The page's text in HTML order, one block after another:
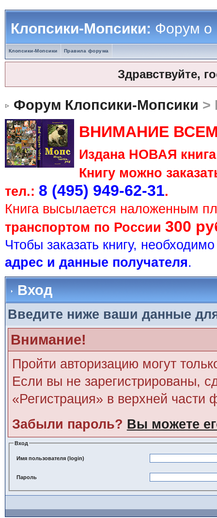
Клопсики-Мопсики:Форум о
Клопсики-Мопсики Правила форума
Здравствуйте,
Форум Клопсики-Мопсики >
ВНИМАНИЕ
Издана НОВАЯ
Книгу можно
тел.: 8 (495) 949-62-31.
Книга высылается наложенным
транспортом по России 300
Чтобы заказать книгу,
адрес и данные получателя.
Вход
Введите ниже ваши данные
Внимание!
Пройти авторизацию могут
Если вы не зарегистрированы,
«Регистрация» в верхней части
Забыли пароль? Вы можете
Вход
Имя пользователя (login)
Пароль